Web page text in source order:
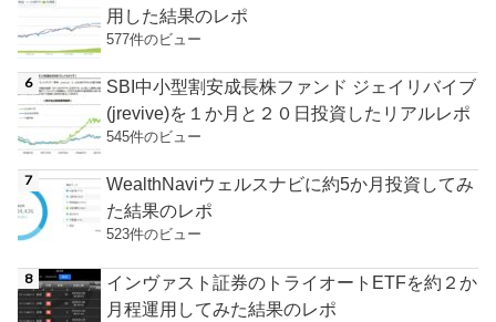
用した結果のレポ
577件のビュー
SBI中小型割安成長株ファンド ジェイリバイブ
(jrevive)を１か月と２０日投資したリアルレポ
545件のビュー
WealthNaviウェルスナビに約5か月投資してみ
た結果のレポ
523件のビュー
インヴァスト証券のトライオートETFを約２か
月程運用してみた結果のレポ